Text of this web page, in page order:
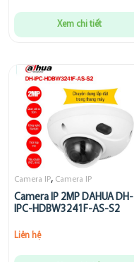
Xem chi tiết
Camera IP, Camera IP
Camera IP 2MP DAHUA DH-
IPC-HDBW3241F-AS-S2
Liên hệ